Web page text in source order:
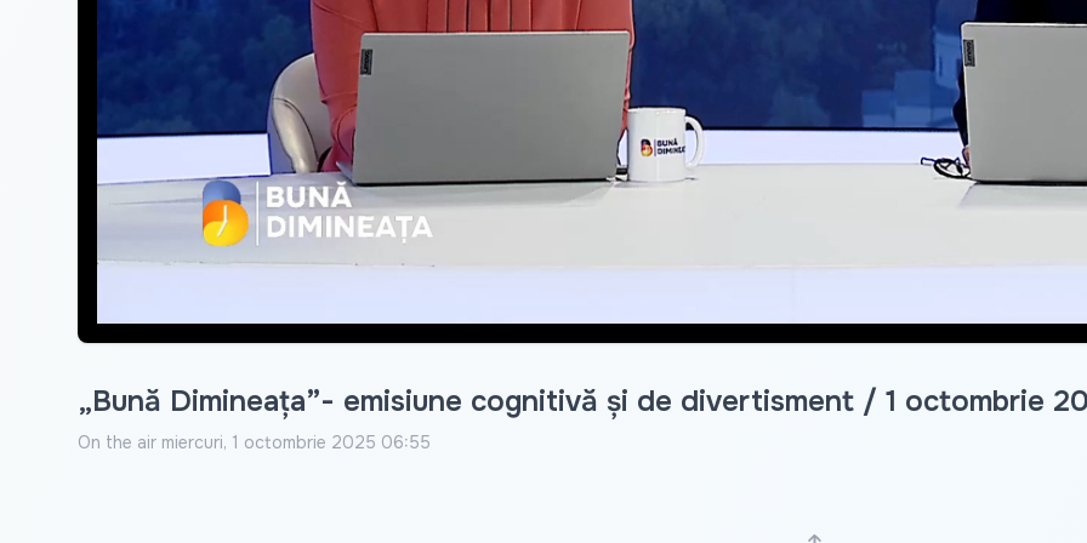
„Bună Dimineața”- emisiune cognitivă și de divertisment / 1 octombrie
On the air miercuri, 1 octombrie 2025 06:55